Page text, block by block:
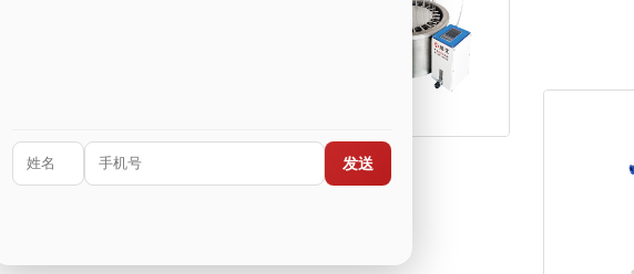
实验型冷水机 水浴氮吹仪
发送